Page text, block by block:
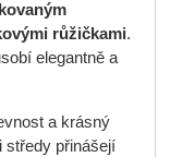
růžičkami.
elegantně a
a krásný
středy přinášejí